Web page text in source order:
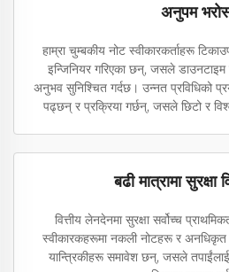
अनुपम
हाम्रा चुम्बकीय नोट स्वीकारकर्ताहरू
इन्जिनियर गरिएका छन्, जसले
अनुभव सुनिश्चित गर्दछ। उन्नत प्रविधिको
पढ्छन् र प्रक्रिया गर्छन्, जसले छिटो र
बढी मात्रामा सुरक्षा
वित्तीय लेनदेनमा सुरक्षा सर्वोच्च
स्वीकारकहरूमा नकली नोटहरू र अनधिकृत
यान्त्रिकीहरू समावेश छन्, जसले